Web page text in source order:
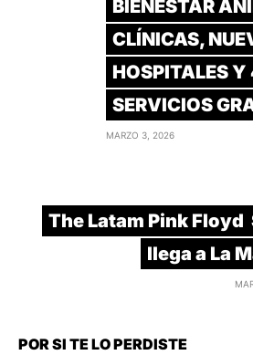
BIENESTAR
CLÍNICAS,
HOSPITALES
SERVICIOS
MARZO 3, 2026
The Latam Pink Floyd
llega a La
POR SI TE LO PERDISTE